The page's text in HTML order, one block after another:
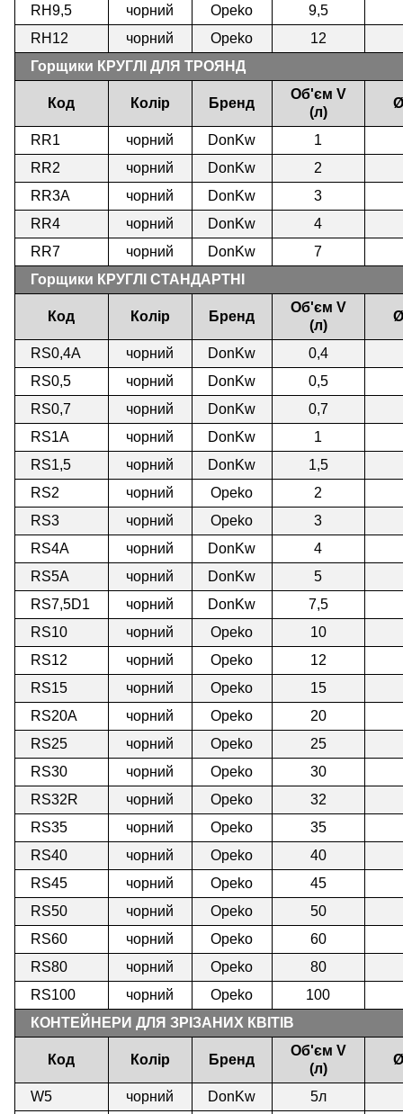
RH9,5
чорний Opeko
9,5
RH12
чорний Opeko
12
Горщики КРУГЛІ ДЛЯ ТРОЯНД
Код Колір Бренд
Об'єм V
(л)
RR1 чорний DonKw
1
RR2
чорний DonKw
2
RR3A
чорний DonKw
3
RR4
чорний DonKw
4
RR7
чорний DonKw
7
Горщики КРУГЛІ СТАНДАРТНІ
Код Колір Бренд
Об'єм V
(л)
RS0,4A чорний DonKw
0,4
RS0,5
чорний DonKw
0,5
RS0,7
чорний DonKw
0,7
RS1А
чорний DonKw
1
RS1,5
чорний DonKw
1,5
RS2
чорний Opeko
2
RS3
чорний Opeko
3
RS4А
чорний DonKw
4
RS5A
чорний DonKw
5
RS7,5D1
чорний DonKw
7,5
RS10
чорний Opeko
10
RS12
чорний Opeko
12
RS15
чорний Opeko
15
RS20A
чорний Opeko
20
RS25
чорний Opeko
25
RS30
чорний Opeko
30
RS32R
чорний Opeko
32
RS35
чорний Opeko
35
RS40
чорний Opeko
40
RS45
чорний Opeko
45
RS50
чорний Opeko
50
RS60
чорний Opeko
60
RS80
чорний Opeko
80
RS100
чорний Opeko
100
КОНТЕЙНЕРИ ДЛЯ ЗРІЗАНИХ КВІТІВ
Код Колір Бренд
Об'єм V
(л)
W5 чорний DonKw 5л